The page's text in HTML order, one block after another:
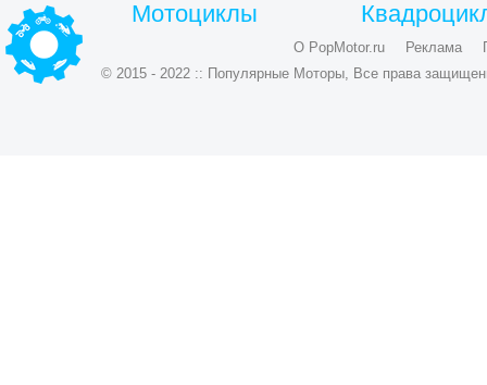
Мотоциклы
О PopMotor.ru Реклама
© 2015 - 2022 :: Популярные Моторы, Все права